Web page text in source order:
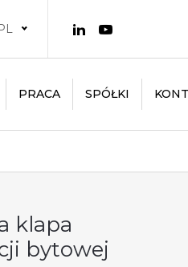
PRACA SPÓŁKI
klapa
bytowej